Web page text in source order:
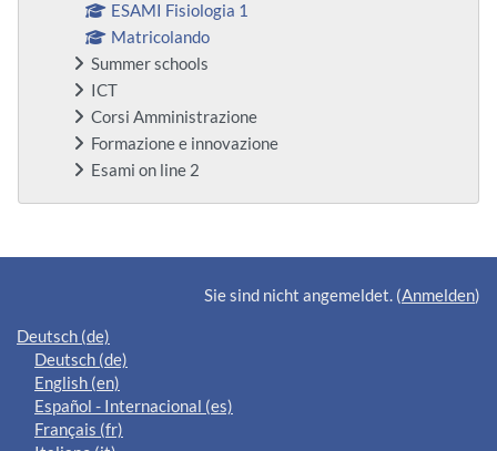
ESAMI Fisiologia 1
Matricolando
Summer schools
ICT
Corsi Amministrazione
Formazione e innovazione
Esami on line 2
Ergänzungsblöcke
Sie sind nicht angemeldet. (Anmelden)
Deutsch ‎(de)‎
Deutsch ‎(de)‎
English ‎(en)‎
Español - Internacional ‎(es)‎
Français ‎(fr)‎